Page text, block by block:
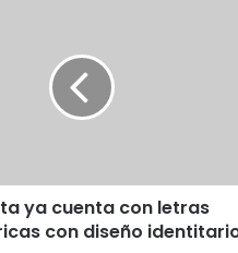
ya cuenta con letras
con diseño